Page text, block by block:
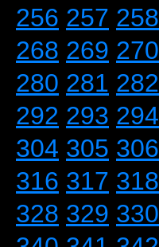
256 257 258
268 269 270
280 281 282
292 293 294
304 305 306
316 317 318
328 329 330